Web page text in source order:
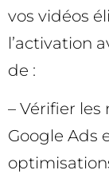
vos vidéos
l’activation
de :
– Vérifier
Google Ads